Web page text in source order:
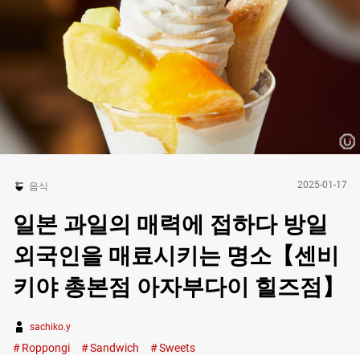
음식 2025-01-17
일본 과일의 매력에 접하다 방일
외국인을 매료시키는 명소【센비
키야 총본점 아자부다이 힐즈점】
sachiko.y
Roppongi Sandwich Sweets